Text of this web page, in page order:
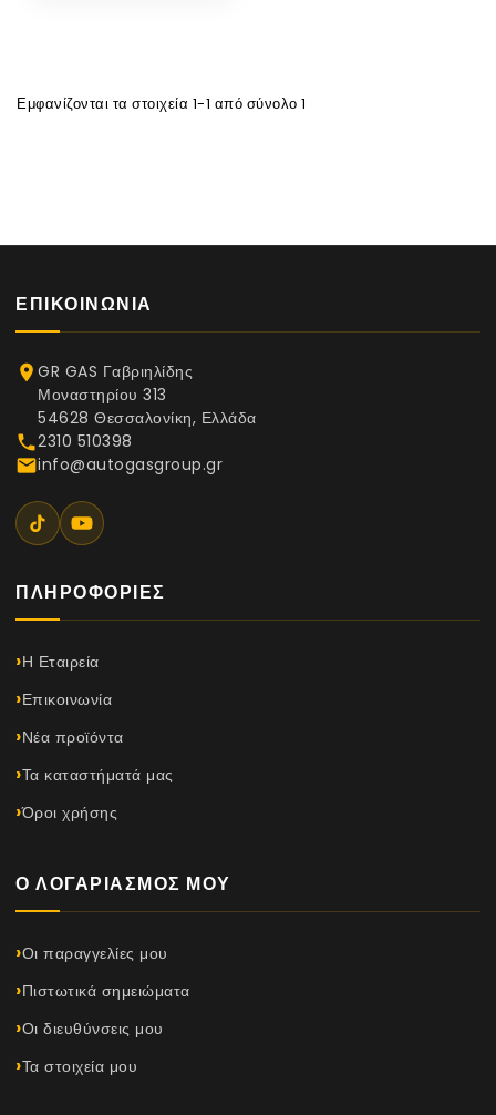
Εμφανίζονται τα στοιχεία 1-1 από σύνολο 1
ΕΠΙΚΟΙΝΩΝΊΑ
place GR GAS Γαβριηλίδης
Μοναστηρίου 313
54628 Θεσσαλονίκη, Ελλάδα
phone2310 510398
emailinfo@autogasgroup.gr
ΠΛΗΡΟΦΟΡΊΕΣ
Η Εταιρεία
Επικοινωνία
Νέα προϊόντα
Τα καταστήματά μας
Όροι χρήσης
Ο ΛΟΓΑΡΙΑΣΜΌΣ ΜΟΥ
Οι παραγγελίες μου
Πιστωτικά σημειώματα
Οι διευθύνσεις μου
Τα στοιχεία μου